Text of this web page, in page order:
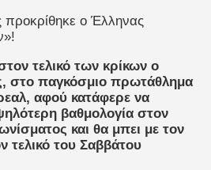
προκρίθηκε ο Έλληνας
τελικό των κρίκων ο
στο παγκόσμιο πρωτάθλημα
αφού κατάφερε να
βαθμολογία στον
και θα μπει με τον
τελικό του Σαββάτου